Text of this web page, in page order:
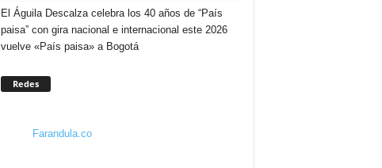
El Águila Descalza celebra los 40 años de “País
paisa” con gira nacional e internacional este 2026
vuelve «País paisa» a Bogotá
Redes
Farandula.co